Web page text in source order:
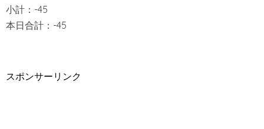
小計：-45
本日合計：-45
スポンサーリンク